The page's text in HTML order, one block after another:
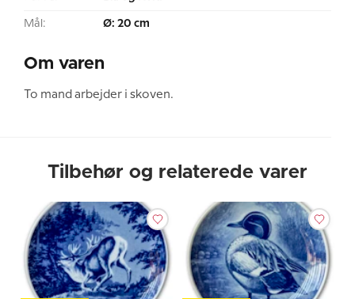
Mål: Ø: 20 cm
Om varen
To mand arbejder i skoven.
Tilbehør og relaterede varer